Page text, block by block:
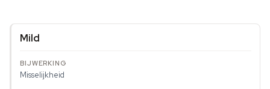
Mild
Misselijkheid